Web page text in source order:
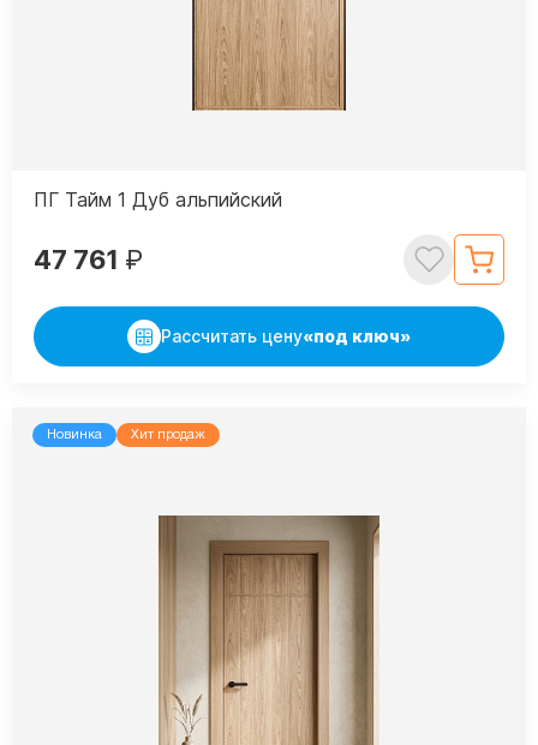
ПГ Тайм 1 Дуб альпийский
47 761 ₽
Рассчитать цену«под ключ»
Новинка Хит продаж